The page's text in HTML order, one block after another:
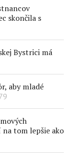
skončila s
Bystrici má
aby mladé
tom lepšie ako